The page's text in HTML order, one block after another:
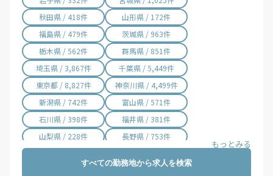
市川町 / 2件
福崎町 / 16件
神河町 / 3件
太子町 / 1件
上郡町 / 6件
佐用町 / 9件
香美町 / 6件
新温泉町 / 4件
秋田県 / 418件
山形県 / 172件
福島県 / 479件
茨城県 / 963件
栃木県 / 562件
群馬県 / 851件
埼玉県 / 3,867件
千葉県 / 5,449件
東京都 / 8,827件
神奈川県 / 4,499件
新潟県 / 742件
富山県 / 571件
石川県 / 398件
福井県 / 381件
山梨県 / 228件
長野県 / 753件
愛知県 / 2,972件
三重県 / 999件
すべての勤務地から求人を検索